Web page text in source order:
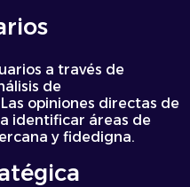
a través de
de
opiniones directas de
identificar áreas de
y fidedigna.